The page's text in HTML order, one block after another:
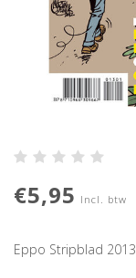
€5,95 Incl. btw
Eppo Stripblad